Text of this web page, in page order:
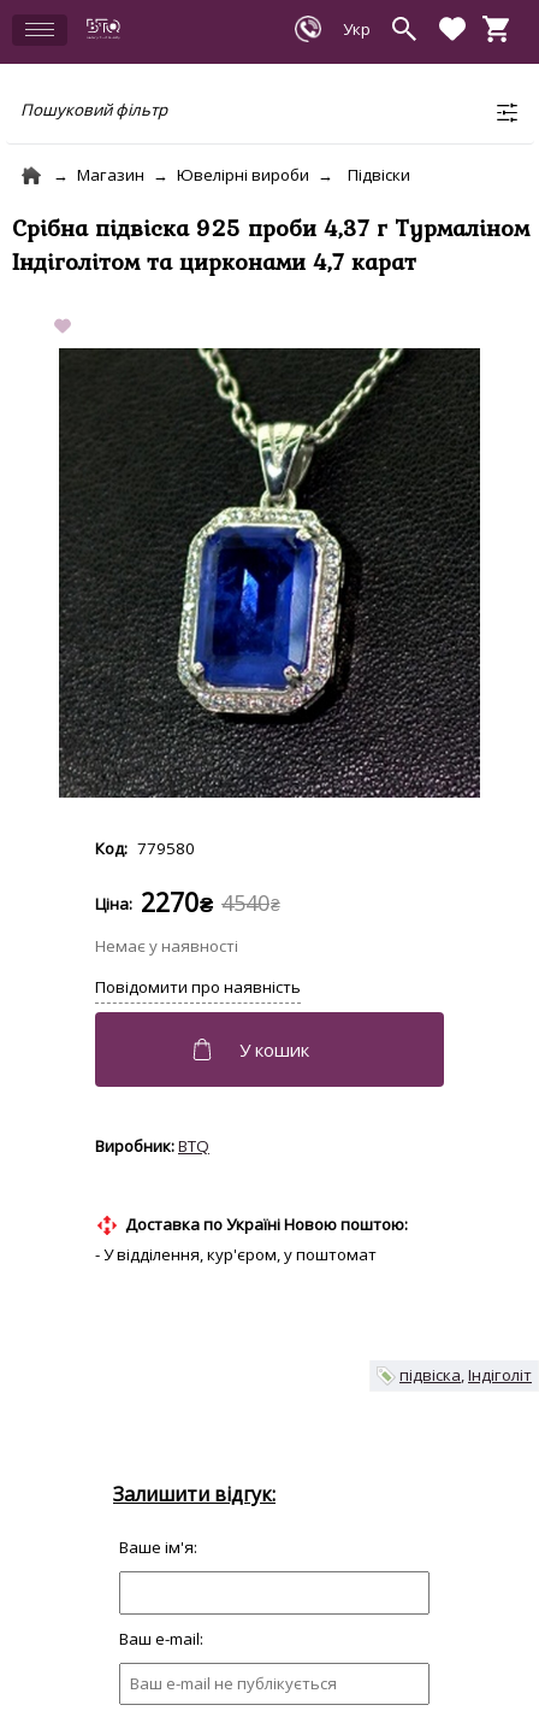
Пошуковий фільтр
Магазин Ювелірні вироби Підвіски
Срібна підвіска 925 проби 4,37 г Турмаліном
Індіголітом та цирконами 4,7 карат
779580
4540₴
2270₴
BTQ
Доставка по Україні Новою поштою:
- У відділення, кур'єром, у поштомат
підвіска Індіголіт